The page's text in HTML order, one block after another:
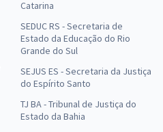
Catarina
SEDUC RS - Secretaria de
Estado da Educação do Rio
Grande do Sul
SEJUS ES - Secretaria da Justiça
do Espírito Santo
TJ BA - Tribunal de Justiça do
Estado da Bahia